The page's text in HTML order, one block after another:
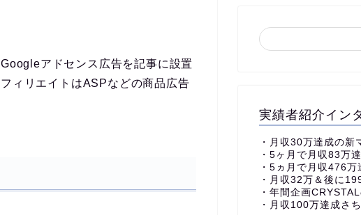
アドセンス広告を記事に設置
ィリエイトはASPなどの商品広告
実績者紹介イン
・ 月収30万達成の新
・5ヶ月で月収83万
・5ヵ月で月収476万
・月収32万＆後に
・ 年間企画
・月収100万達成さ